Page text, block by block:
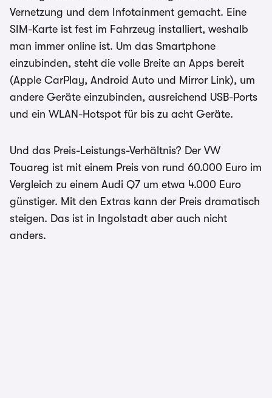
Vernetzung und dem Infotainment gemacht. Eine
SIM-Karte ist fest im Fahrzeug installiert, weshalb
man immer online ist. Um das Smartphone
einzubinden, steht die volle Breite an Apps bereit
(Apple CarPlay, Android Auto und Mirror Link), um
andere Geräte einzubinden, ausreichend USB-Ports
und ein WLAN-Hotspot für bis zu acht Geräte.
Und das Preis-Leistungs-Verhältnis? Der VW
Touareg ist mit einem Preis von rund 60.000 Euro im
Vergleich zu einem Audi Q7 um etwa 4.000 Euro
günstiger. Mit den Extras kann der Preis dramatisch
steigen. Das ist in Ingolstadt aber auch nicht
anders.